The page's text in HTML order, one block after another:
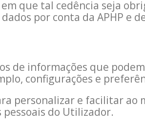
que tal cedência seja
por conta da APHP e
de informações que
configurações e
personalizar e facilitar ao
pessoais do Utilizador.